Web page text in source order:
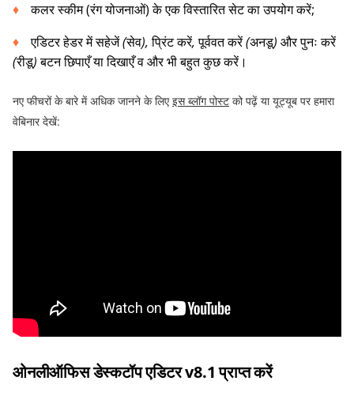
कलर स्कीम(रंग योजनाओं)के एक विस्तारित सेट का उपयोग करें;
एडिटर हेडर में सहेजें(सेव),प्रिंटकरें,पूर्ववतकरें(अनडू) औरपुनः करें
(रीडू) बटन छिपाएँ या दिखाएँ व और भी बहुत कुछ करें।
नए फीचरों के बारे में अधिक जानने के लिए इस ब्लॉग पोस्ट को पढ़ें या यूट्यूब पर हमारा
वेबिनार देखें:
ओनलीऑफिसडेस्कटॉपएडिटरv8.1 प्राप्तकरें